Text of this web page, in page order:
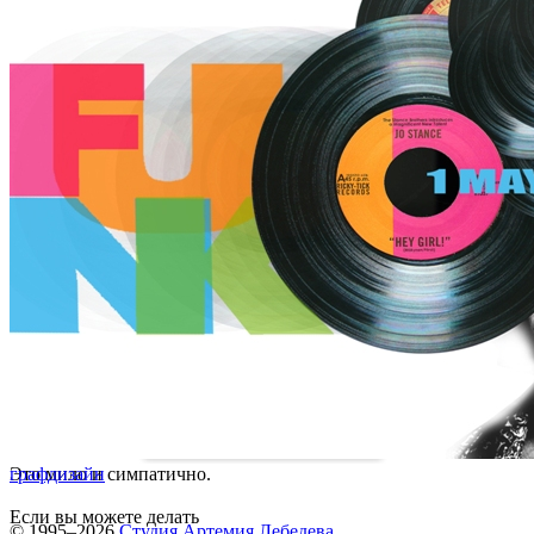
Это мило и симпатично.
Если вы можете делать
графдизайн